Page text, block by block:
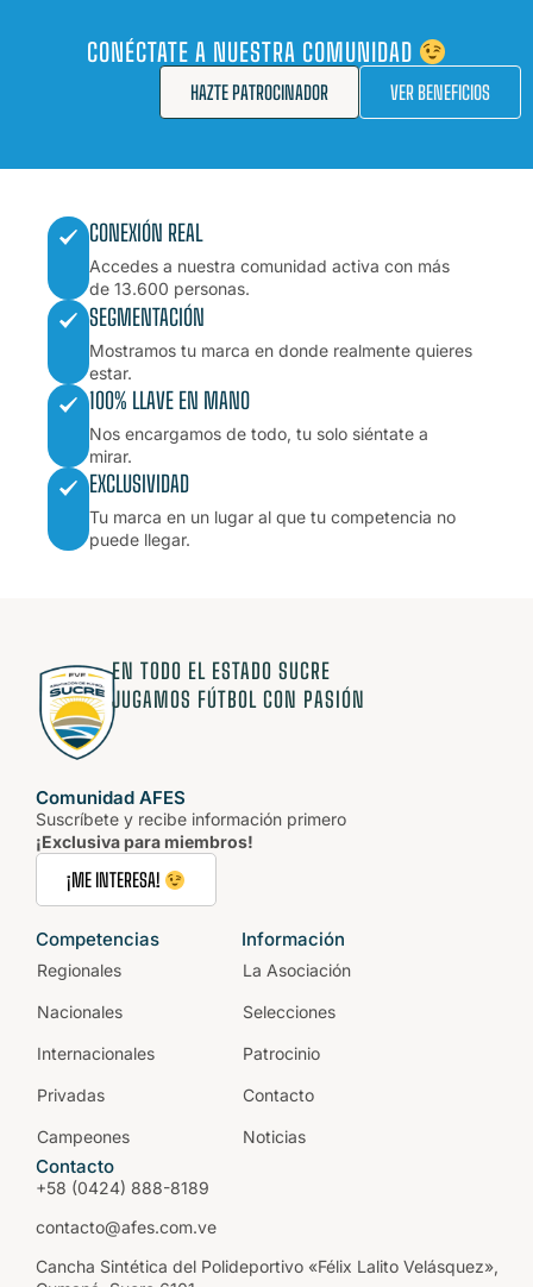
CONÉCTATE A NUESTRA COMUNIDAD
VER BENEFICIOS
HAZTE PATROCINADOR
CONEXIÓN REAL
Accedes a nuestra comunidad activa con más
de 13.600 personas.
SEGMENTACIÓN
Mostramos tu marca en donde realmente quieres
estar.
100% LLAVE EN MANO
Nos encargamos de todo, tu solo siéntate a
mirar.
EXCLUSIVIDAD
Tu marca en un lugar al que tu competencia no
puede llegar.
EN TODO EL ESTADO SUCRE
JUGAMOS FÚTBOL CON PASIÓN
Comunidad AFES
Suscríbete y recibe información primero
¡Exclusiva para miembros!
¡ME INTERESA!
Competencias
Regionales
Nacionales
Internacionales
Privadas
Campeones
Información
La Asociación
Selecciones
Patrocinio
Contacto
Noticias
Contacto
+58 (0424) 888-8189
contacto@afes.com.ve
Cancha Sintética del Polideportivo «Félix Lalito Velásquez»,